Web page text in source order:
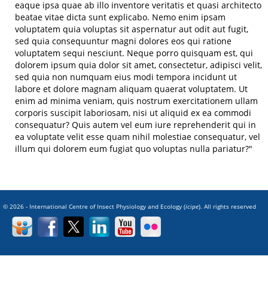
eaque ipsa quae ab illo inventore veritatis et quasi architecto
beatae vitae dicta sunt explicabo. Nemo enim ipsam
voluptatem quia voluptas sit aspernatur aut odit aut fugit,
sed quia consequuntur magni dolores eos qui ratione
voluptatem sequi nesciunt. Neque porro quisquam est, qui
dolorem ipsum quia dolor sit amet, consectetur, adipisci velit,
sed quia non numquam eius modi tempora incidunt ut
labore et dolore magnam aliquam quaerat voluptatem. Ut
enim ad minima veniam, quis nostrum exercitationem ullam
corporis suscipit laboriosam, nisi ut aliquid ex ea commodi
consequatur? Quis autem vel eum iure reprehenderit qui in
ea voluptate velit esse quam nihil molestiae consequatur, vel
illum qui dolorem eum fugiat quo voluptas nulla pariatur?"
© 2026 - International Centre of Insect Physiology and Ecology (icipe). All rights reserved